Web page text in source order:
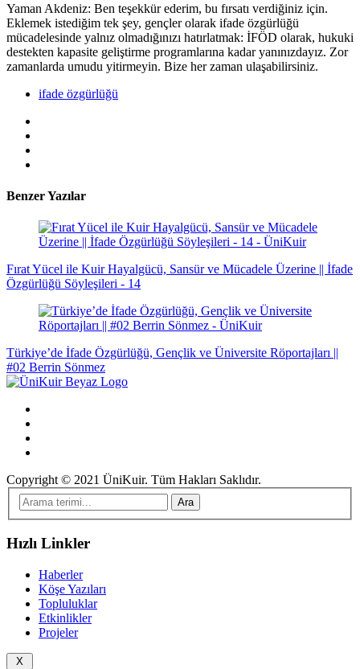
Yaman Akdeniz: Ben teşekkür ederim, bu fırsatı verdiğiniz için.
Eklemek istediğim tek şey, gençler olarak ifade özgürlüğü
mücadelesinde yalnız olmadığınızı hatırlatmak: İFÖD olarak, hukuki
destekten kapasite geliştirme programlarına kadar yanınızdayız. Zor
zamanlarda umudu yitirmeyin. Bize her zaman ulaşabilirsiniz.
ifade özgürlüğü
Benzer Yazılar
Fırat Yücel ile Kuir Hayalgücü, Sansür ve Mücadele Üzerine || İfade
Özgürlüğü Söyleşileri - 14
Türkiye’de İfade Özgürlüğü, Gençlik ve Üniversite Röportajları ||
#02 Berrin Sönmez
Copyright © 2021 ÜniKuir. Tüm Hakları Saklıdır.
Hızlı Linkler
Haberler
Köşe Yazıları
Topluluklar
Etkinlikler
Projeler